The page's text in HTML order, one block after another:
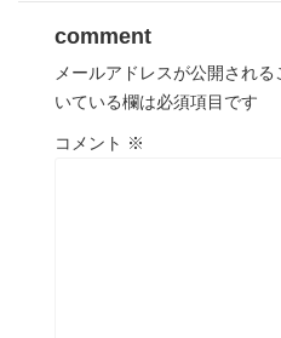
comment
メールアドレスが公開される
いている欄は必須項目です
コメント ※